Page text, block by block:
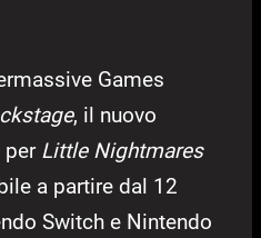
Games
, il nuovo
per Little Nightmares
a partire dal 12
Switch e Nintendo